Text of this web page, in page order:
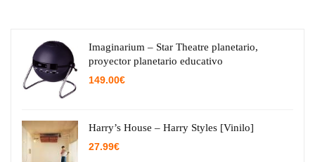
Imaginarium – Star Theatre planetario,
proyector planetario educativo
149.00€
Harry’s House – Harry Styles [Vinilo]
27.99€